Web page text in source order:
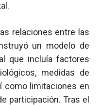
relaciones entre las
un modelo de
que incluía factores
medidas de
como limitaciones en
participación. Tras el